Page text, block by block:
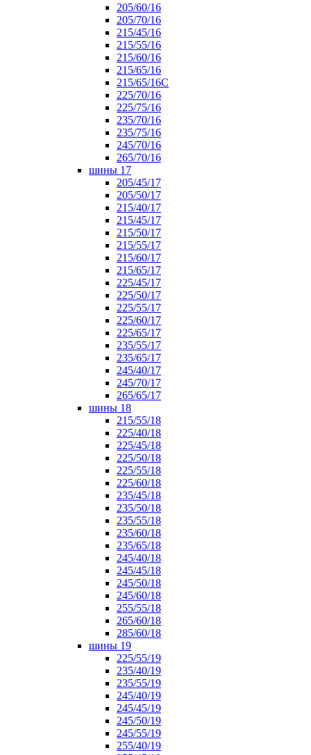
205/60/16
205/70/16
215/45/16
215/55/16
215/60/16
215/65/16
215/65/16С
225/70/16
225/75/16
235/70/16
235/75/16
245/70/16
265/70/16
шины 17
205/45/17
205/50/17
215/40/17
215/45/17
215/50/17
215/55/17
215/60/17
215/65/17
225/45/17
225/50/17
225/55/17
225/60/17
225/65/17
235/55/17
235/65/17
245/40/17
245/70/17
265/65/17
шины 18
215/55/18
225/40/18
225/45/18
225/50/18
225/55/18
225/60/18
235/45/18
235/50/18
235/55/18
235/60/18
235/65/18
245/40/18
245/45/18
245/50/18
245/60/18
255/55/18
265/60/18
285/60/18
шины 19
225/55/19
235/40/19
235/55/19
245/40/19
245/45/19
245/50/19
245/55/19
255/40/19